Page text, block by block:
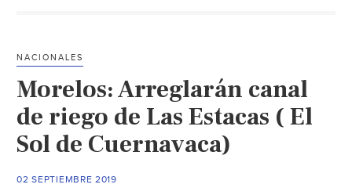
Teoloyucan
tras
muerte
de
agricultores
NACIONALES
Morelos: Arreglarán canal
de riego de Las Estacas ( El
Sol de Cuernavaca)
02 SEPTIEMBRE 2019